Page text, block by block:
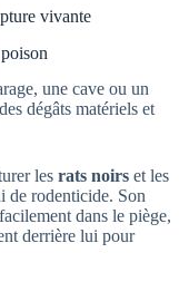
vivante
une cave ou un
dégâts matériels et
les rats noirs et les
de rodenticide. Son
dans le piège,
derrière lui pour